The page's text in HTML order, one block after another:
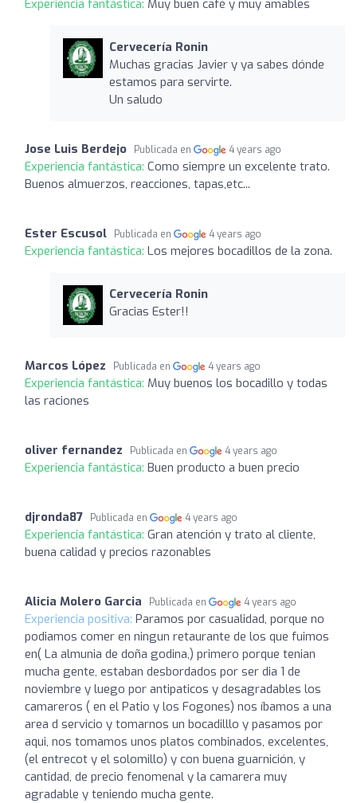
Experiencia fantástica: Muy buen café y muy amables
Cervecería Ronin
Muchas gracias Javier y ya sabes dónde
estamos para servirte.
Un saludo
Jose Luis Berdejo Publicada en 4 years ago
Experiencia fantástica: Como siempre un excelente trato.
Buenos almuerzos, reacciones, tapas,etc...
Ester Escusol Publicada en 4 years ago
Experiencia fantástica: Los mejores bocadillos de la zona.
Cervecería Ronin
Gracias Ester!!
Marcos López Publicada en 4 years ago
Experiencia fantástica: Muy buenos los bocadillo y todas
las raciones
oliver fernandez Publicada en 4 years ago
Experiencia fantástica: Buen producto a buen precio
djronda87 Publicada en 4 years ago
Experiencia fantástica: Gran atención y trato al cliente,
buena calidad y precios razonables
Alicia Molero Garcia Publicada en 4 years ago
Experiencia positiva: Paramos por casualidad, porque no
podiamos comer en ningun retaurante de los que fuimos
en( La almunia de doña godina,) primero porque tenian
mucha gente, estaban desbordados por ser dia 1 de
noviembre y luego por antipaticos y desagradables los
camareros ( en el Patio y los Fogones) nos íbamos a una
area d servicio y tomarnos un bocadilllo y pasamos por
aqui, nos tomamos unos platos combinados, excelentes,
(el entrecot y el solomillo) y con buena guarnición, y
cantidad, de precio fenomenal y la camarera muy
agradable y teniendo mucha gente.